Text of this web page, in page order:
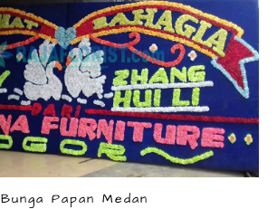
Bunga Papan Medan